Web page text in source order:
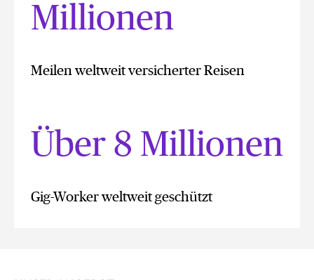
Millionen
Meilen weltweit versicherter Reisen
Über 8 Millionen
Gig-Worker weltweit geschützt